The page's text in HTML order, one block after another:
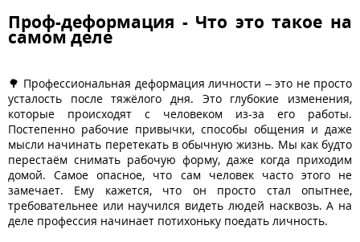
Проф-деформация - Что это такое на
самом деле
🌳 Профессиональная деформация личности – это не просто
усталость после тяжёлого дня. Это глубокие изменения,
которые происходят с человеком из-за его работы.
Постепенно рабочие привычки, способы общения и даже
мысли начинать перетекать в обычную жизнь. Мы как будто
перестаём снимать рабочую форму, даже когда приходим
домой. Самое опасное, что сам человек часто этого не
замечает. Ему кажется, что он просто стал опытнее,
требовательнее или научился видеть людей насквозь. А на
деле профессия начинает потихоньку поедать личность.